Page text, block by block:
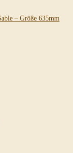
– Größe 635mm